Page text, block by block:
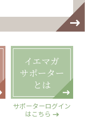
イエマガ
サポーター
とは
サポーターログイン
はこちら